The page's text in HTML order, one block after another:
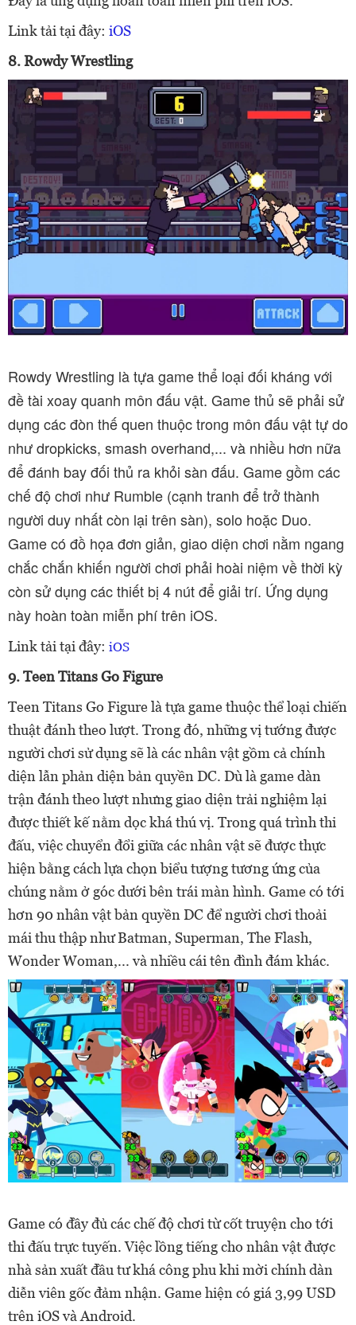
Link tải tại đây: iOS
8.Rowdy Wrestling
Rowdy Wrestling là tựa game thể loại đối kháng với
đề tài xoay quanh môn đấu vật. Game thủ sẽ phải sử
dụng các đòn thế quen thuộc trong môn đấu vật tự do
như dropkicks, smash overhand,... và nhiều hơn nữa
để đánh bay đối thủ ra khỏi sàn đấu. Game gồm các
chế độ chơi như Rumble (cạnh tranh để trở thành
người duy nhất còn lại trên sàn), solo hoặc Duo.
Game có đồ họa đơn giản, giao diện chơi nằm ngang
chắc chắn khiến người chơi phải hoài niệm về thời kỳ
còn sử dụng các thiết bị 4 nút để giải trí. Ứng dụng
này hoàn toàn miễn phí trên iOS.
Link tải tại đây: iOS
9. Teen Titans Go Figure
Teen Titans Go Figure là tựa game thuộc thể loại chiến
thuật đánh theo lượt. Trong đó, những vị tướng được
người chơi sử dụng sẽ là các nhân vật gồm cả chính
diện lẫn phản diện bản quyền DC. Dù là game dàn
trận đánh theo lượt nhưng giao diện trải nghiệm lại
được thiết kế nằm dọc khá thú vị. Trong quá trình thi
đấu, việc chuyển đổi giữa các nhân vật sẽ được thực
hiện bằng cách lựa chọn biểu tượng tương ứng của
chúng nằm ở góc dưới bên trái màn hình. Game có tới
hơn 90 nhân vật bản quyền DC để người chơi thoải
mái thu thập như Batman, Superman, The Flash,
Wonder Woman,... và nhiều cái tên đình đám khác.
Game có đầy đủ các chế độ chơi từ cốt truyện cho tới
thi đấu trực tuyến. Việc lồng tiếng cho nhân vật được
nhà sản xuất đầu tư khá công phu khi mời chính dàn
diễn viên gốc đảm nhận. Game hiện có giá 3,99 USD
trên iOS và Android.